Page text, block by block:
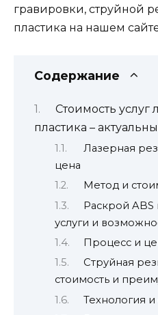
гравировки, струйной
пластика на нашем
Содержание
Стоимость услуг
пластика –
Лазерная
цена
Метод и
Раскрой ABS
услуги и
Процесс и
Струйная
стоимость и
Технология и